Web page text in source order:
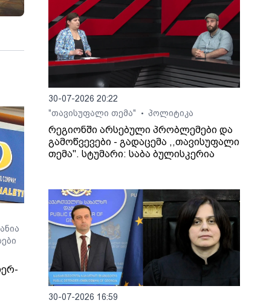
30-07-2026 20:22
"თავისუფალი თემა"
• პოლიტიკა
რეგიონში არსებული პრობლემები და
გამოწვევები - გადაცემა ,,თავისუფალი
თემა". სტუმარი: საბა ბულისკერია
30-07-2026 16:59